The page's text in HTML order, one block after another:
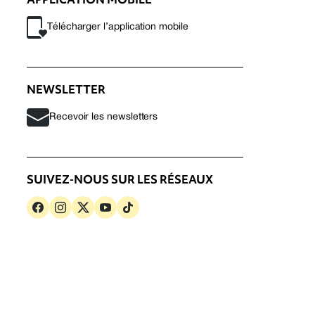
Télécharger l’application mobile
NEWSLETTER
Recevoir les newsletters
SUIVEZ-NOUS SUR LES RÉSEAUX